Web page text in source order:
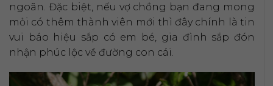
ngoãn. Đặc biệt, nếu vợ chồng bạn đang mong
mỏi có thêm thành viên mới thì đây chính là tin
vui báo hiệu sắp có em bé, gia đình sắp đón
nhận phúc lộc về đường con cái.